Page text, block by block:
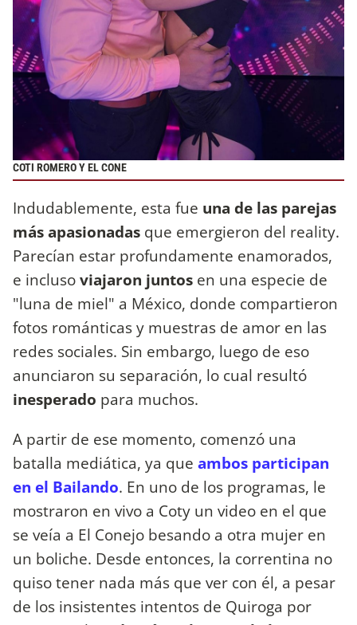
COTI ROMERO Y EL CONE
Indudablemente, esta fue una de las parejas
más apasionadas que emergieron del reality.
Parecían estar profundamente enamorados,
e inclusoviajaron juntos en una especie de
"luna de miel" a México, donde compartieron
fotos románticas y muestras de amor en las
redes sociales. Sin embargo, luego de eso
anunciaron su separación, lo cual resultó
inesperado para muchos.
A partir de ese momento, comenzó una
batalla mediática, ya que ambos participan
en el Bailando. En uno de los programas, le
mostraron en vivo a Coty un video en el que
se veía a El Conejo besando a otra mujer en
un boliche. Desde entonces, la correntina no
quiso tener nada más que ver con él, a pesar
de los insistentes intentos de Quiroga por